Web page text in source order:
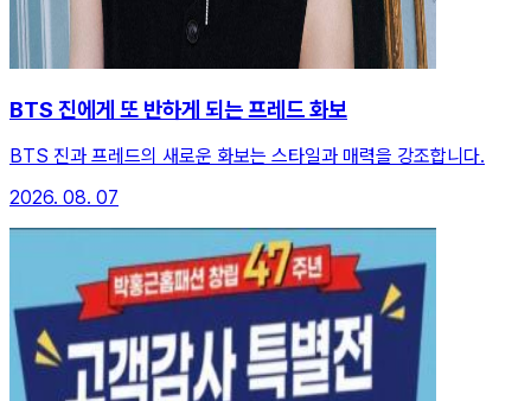
BTS 진에게 또 반하게 되는 프레드 화보
BTS 진과 프레드의 새로운 화보는 스타일과 매력을 강조합니다.
2026. 08. 07